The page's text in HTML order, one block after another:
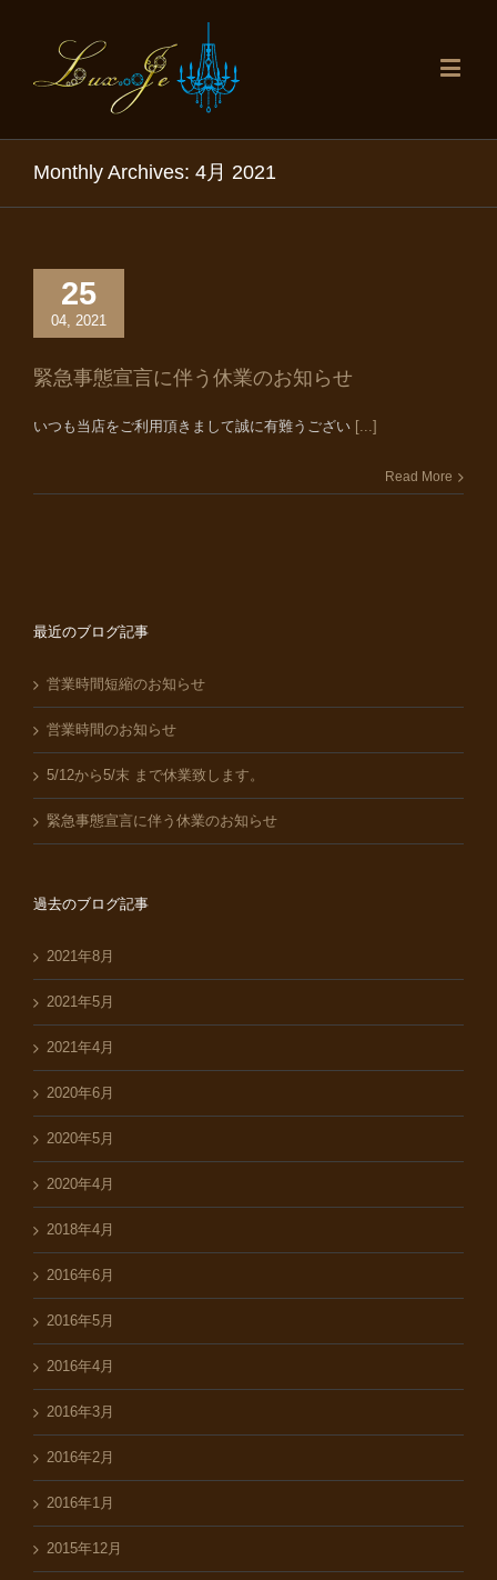
Monthly Archives: 4月 2021
25
04, 2021
緊急事態宣言に伴う休業のお知らせ
いつも当店をご利用頂きまして誠に有難うござい [...]
Read More
最近のブログ記事
営業時間短縮のお知らせ
営業時間のお知らせ
5/12から5/末 まで休業致します。
緊急事態宣言に伴う休業のお知らせ
過去のブログ記事
2021年8月
2021年5月
2021年4月
2020年6月
2020年5月
2020年4月
2018年4月
2016年6月
2016年5月
2016年4月
2016年3月
2016年2月
2016年1月
2015年12月